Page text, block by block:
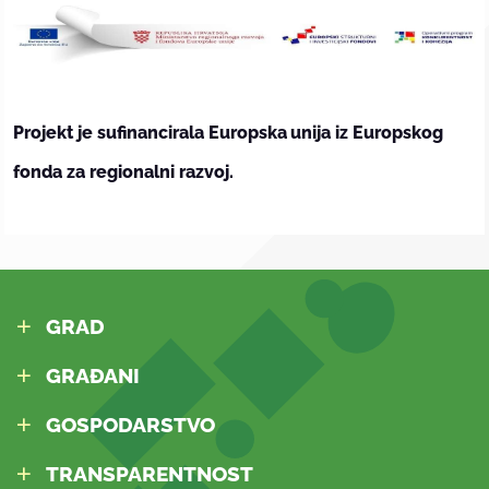
Projekt je sufinancirala Europska unija iz Europskog
fonda za regionalni razvoj.
GRAD
GRAĐANI
GOSPODARSTVO
TRANSPARENTNOST